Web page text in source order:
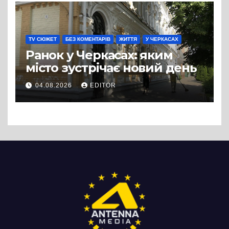
TV СЮЖЕТ БЕЗ КОМЕНТАРІВ ЖИТТЯ У ЧЕРКАСАХ
Ранок у Черкасах: яким
місто зустрічає новий день
04.08.2026 EDITOR